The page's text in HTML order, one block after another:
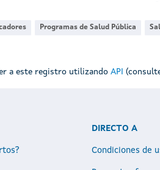
Programas de Salud Pública
a este registro utilizando API
DIRECTO A
Condiciones de